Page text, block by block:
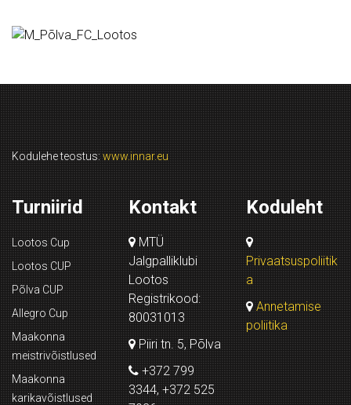
Kodulehe teostus: www.innar.eu
Turniirid
Lootos Cup
Lootos CUP
Põlva CUP
Allegro Cup
Maakonna
meistrivõistlused
Maakonna
karikavõistlused
Kontakt
MTÜ
Jalgpalliklubi
Lootos
Registrikood:
80031013
Piiri tn. 5, Põlva
+372 799
3344, +372 525
Koduleht
Privaatsuspoliitik
a
Annetamise
poliitika